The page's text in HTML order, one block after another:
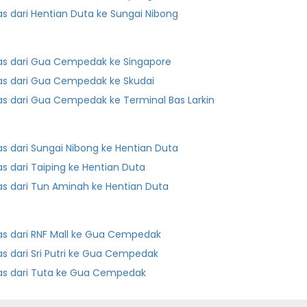
dari Hentian Duta ke Sungai Nibong
dari Gua Cempedak ke Singapore
dari Gua Cempedak ke Skudai
dari Gua Cempedak ke Terminal Bas Larkin
dari Sungai Nibong ke Hentian Duta
dari Taiping ke Hentian Duta
dari Tun Aminah ke Hentian Duta
dari RNF Mall ke Gua Cempedak
dari Sri Putri ke Gua Cempedak
dari Tuta ke Gua Cempedak